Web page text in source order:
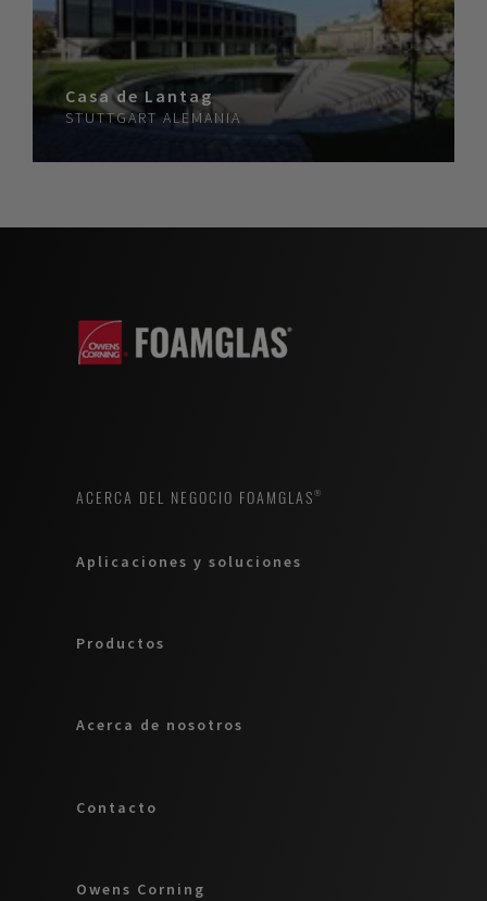
Casa de Lantag
STUTTGART ALEMANIA
ACERCA DEL NEGOCIO FOAMGLAS®
Aplicaciones y soluciones
Productos
Acerca de nosotros
Contacto
Owens Corning